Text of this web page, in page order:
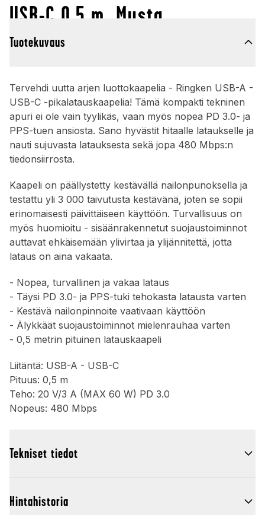
USB-C 0,5 m, Musta
Tuotekuvaus
Tervehdi uutta arjen luottokaapelia - Ringken USB-A -
USB-C -pikalatauskaapelia! Tämä kompakti tekninen
apuri ei ole vain tyylikäs, vaan myös nopea PD 3.0- ja
PPS-tuen ansiosta. Sano hyvästit hitaalle lataukselle ja
nauti sujuvasta latauksesta sekä jopa 480 Mbps:n
tiedonsiirrosta.
Kaapeli on päällystetty kestävällä nailonpunoksella ja
testattu yli 3 000 taivutusta kestävänä, joten se sopii
erinomaisesti päivittäiseen käyttöön. Turvallisuus on
myös huomioitu - sisäänrakennetut suojaustoiminnot
auttavat ehkäisemään ylivirtaa ja ylijännitettä, jotta
lataus on aina vakaata.
- Nopea, turvallinen ja vakaa lataus
- Täysi PD 3.0- ja PPS-tuki tehokasta latausta varten
- Kestävä nailonpinnoite vaativaan käyttöön
- Älykkäät suojaustoiminnot mielenrauhaa varten
- 0,5 metrin pituinen latauskaapeli
Liitäntä: USB-A - USB-C
Pituus: 0,5 m
Teho: 20 V/3 A (MAX 60 W) PD 3.0
Nopeus: 480 Mbps
Tekniset tiedot
Hintahistoria